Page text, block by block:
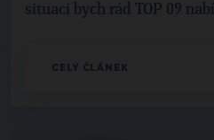
situaci bych rád TOP 09
CELÝ ČLÁNEK